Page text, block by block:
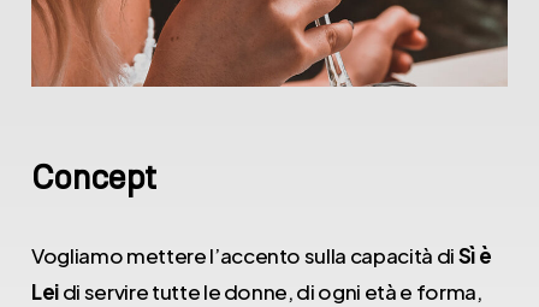
Concept
Vogliamo mettere l’accento sulla capacità diSì è
Leidi servire tutte le donne, di ogni età e forma,